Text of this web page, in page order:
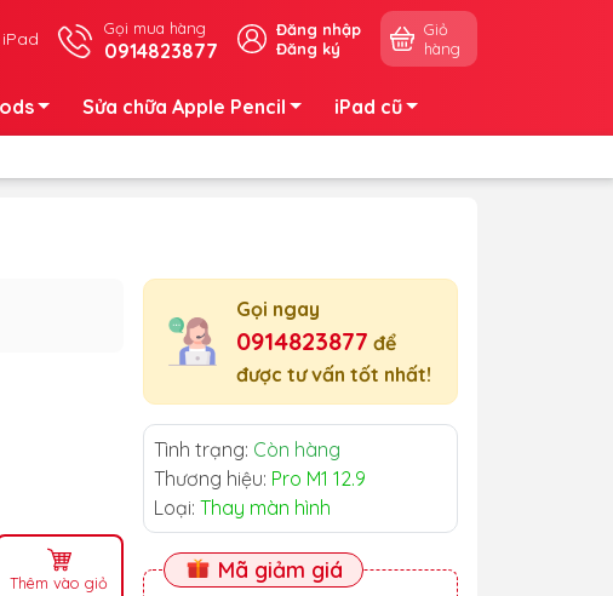
Gọi mua hàng
0914823877
Đăng nhập
Đăng ký
Giỏ
hàng
Sửa chữa Apple Pencil iPad cũ
Thêm vào giỏ
Gọi ngay
0914823877 để
được tư vấn tốt nhất!
Tình trạng: Còn hàng
Thương hiệu: Pro M1 12.9
Loại: Thay màn hình
Mã giảm giá